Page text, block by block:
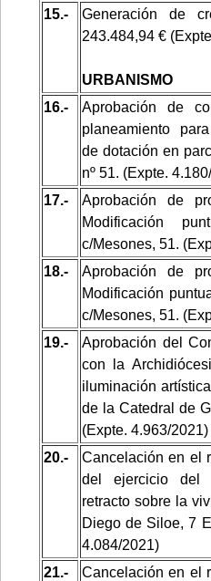
15.-
Generación de
243.484,94 €
URBANISMO
16.-
Aprobación de
planeamiento
de dotación en
nº 51. (Expte.
17.-
Aprobación de
Modificación
c/Mesones, 51.
18.-
Aprobación de
Modificación
c/Mesones, 51.
19.-
Aprobación del
con la
iluminación
de la Catedral de
(Expte. 4.963/2021)
20.-
Cancelación en el
del ejercicio del
retracto sobre la
Diego de Siloe, 7
4.084/2021)
21.-
Cancelación en el